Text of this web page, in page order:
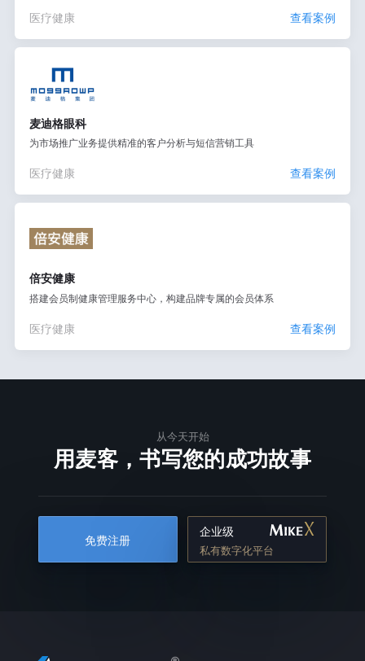
医疗健康 查看案例
麦迪格眼科
为市场推广业务提供精准的客户分析与短信营销工具
医疗健康 查看案例
倍安健康
搭建会员制健康管理服务中心，构建品牌专属的会员体系
医疗健康 查看案例
从今天开始
用麦客，书写您的成功故事
免费注册
企业级
私有数字化平台